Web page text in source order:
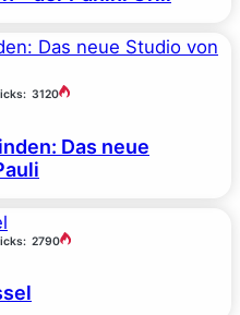
3120
Das neue
2790